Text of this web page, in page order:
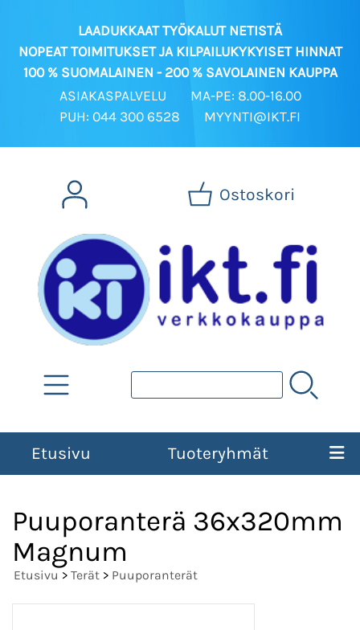
LAADUKKAAT TYÖKALUT NETISTÄ
NOPEAT TOIMITUKSET JA KILPAILUKYKYISET HINNAT
100 % SUOMALAINEN - 200 % SAVOLAINEN KAUPPA
ASIAKASPALVELU
MA-PE: 8.00-16.00
PUH: 044 300 6528
MYYNTI@IKT.FI
Ostoskori
Etusivu Tuoteryhmät
Puuporanterä 36x320mm
Magnum
Etusivu > Terät > Puuporanterät